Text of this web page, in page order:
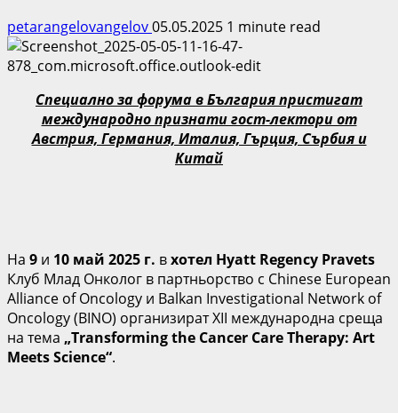
petarangelovangelov05.05.2025 1 minute read
Специално за форума в България пристигат
международно признати гост-лектори от
Австрия, Германия, Италия, Гърция, Сърбия и
Китай
На 9 и 10 май 2025 г. вхотел Hyatt Regency Pravets
Клуб Млад Онколог в партньорство с Chinese European
Alliance of Oncology и Balkan Investigational Network of
Oncology (BINO) организират XII международна среща
на тема „Transforming the Cancer Care Therapy: Art
Meets Science“.